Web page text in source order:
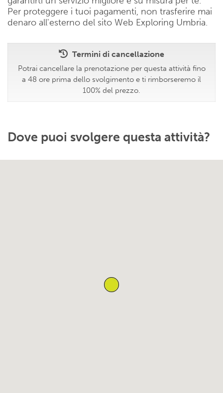
Per proteggere i tuoi pagamenti, non trasferire mai
denaro all'esterno del sito Web Exploring Umbria.
Termini di cancellazione
Potrai cancellare la prenotazione per questa attività fino
a 48 ore prima dello svolgimento e ti rimborseremo il
100% del prezzo.
Dove puoi svolgere questa attività?